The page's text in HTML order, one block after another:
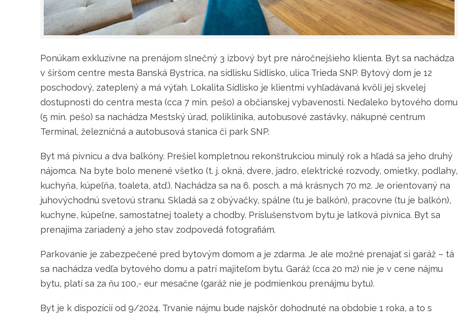
Ponúkam exkluzívne na prenájom slnečný 3 izbový byt pre náročnejšieho klienta. Byt sa nachádza
v širšom centre mesta Banská Bystrica, na sídlisku Sídlisko, ulica Trieda SNP. Bytový dom je 12
poschodový, zateplený a má výťah. Lokalita Sídlisko je klientmi vyhľadávaná kvôli jej skvelej
dostupnosti do centra mesta (cca 7 min. pešo) a občianskej vybavenosti. Neďaleko bytového domu
(5 min. pešo) sa nachádza Mestský úrad, poliklinika, autobusové zastávky, nákupné centrum
Terminal, železničná a autobusová stanica či park SNP.
Byt má pivnicu a dva balkóny. Prešiel kompletnou rekonštrukciou minulý rok a hľadá sa jeho druhý
nájomca. Na byte bolo menené všetko (t. j. okná, dvere, jadro, elektrické rozvody, omietky, podlahy,
kuchyňa, kúpeľňa, toaleta, atď.). Nachádza sa na 6. posch. a má krásnych 70 m2. Je orientovaný na
juhovýchodnú svetovú stranu. Skladá sa z obývačky, spálne (tu je balkón), pracovne (tu je balkón),
kuchyne, kúpeľne, samostatnej toalety a chodby. Príslušenstvom bytu je latková pivnica. Byt sa
prenajíma zariadený a jeho stav zodpovedá fotografiám.
Parkovanie je zabezpečené pred bytovým domom a je zdarma. Je ale možné prenajať si garáž – tá
sa nachádza vedľa bytového domu a patrí majiteľom bytu. Garáž (cca 20 m2) nie je v cene nájmu
bytu, platí sa za ňu 100,- eur mesačne (garáž nie je podmienkou prenájmu bytu).
Byt je k dispozícií od 9/2024. Trvanie nájmu bude najskôr dohodnuté na obdobie 1 roka, a to s